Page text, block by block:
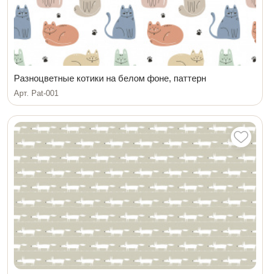
Разноцветные котики на белом фоне, паттерн
Арт. Pat-001